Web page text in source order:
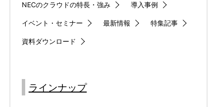
NECのクラウドの特長・強み 導入事例
イベント・セミナー 最新情報 特集記事
資料ダウンロード
ラインナップ